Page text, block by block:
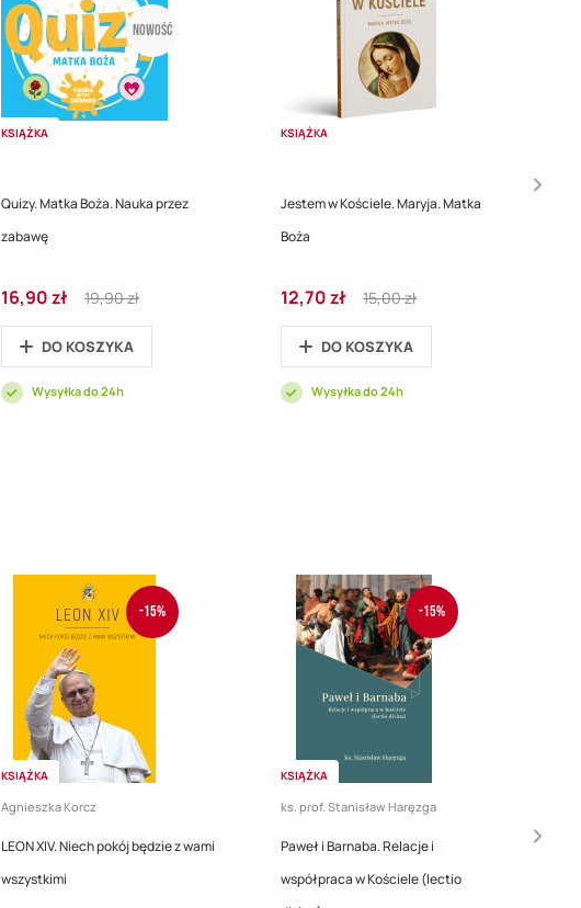
Nowość
KSIĄŻKA
Quizy. Matka Boża. Nauka przez
zabawę
Cena
promocyjna
16,90 zł
Regular
Price
19,90 zł
DO KOSZYKA
Wysyłka do 24h
KSIĄŻKA
Jestem w Kościele. Maryja. Matka
Boża
Cena
promocyjna
12,70 zł
Regular
Price
15,00 zł
DO KOSZYKA
Wysyłka do 24h
-15%
KSIĄŻKA
Agnieszka Korcz
LEON XIV. Niech pokój będzie z wami
wszystkimi
-15%
KSIĄŻKA
ks. prof. Stanisław Haręzga
Paweł i Barnaba. Relacje i
współpraca w Kościele (lectio